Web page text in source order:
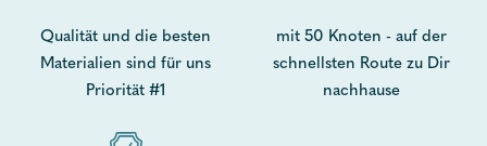
Qualität und die besten
Materialien sind für uns
Priorität #1
mit 50 Knoten - auf der
schnellsten Route zu Dir
nachhause